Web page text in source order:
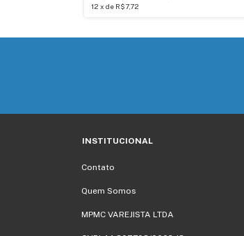
12 x de R$7,72
INSTITUCIONAL
Contato
Quem Somos
MPMC VAREJISTA LTDA